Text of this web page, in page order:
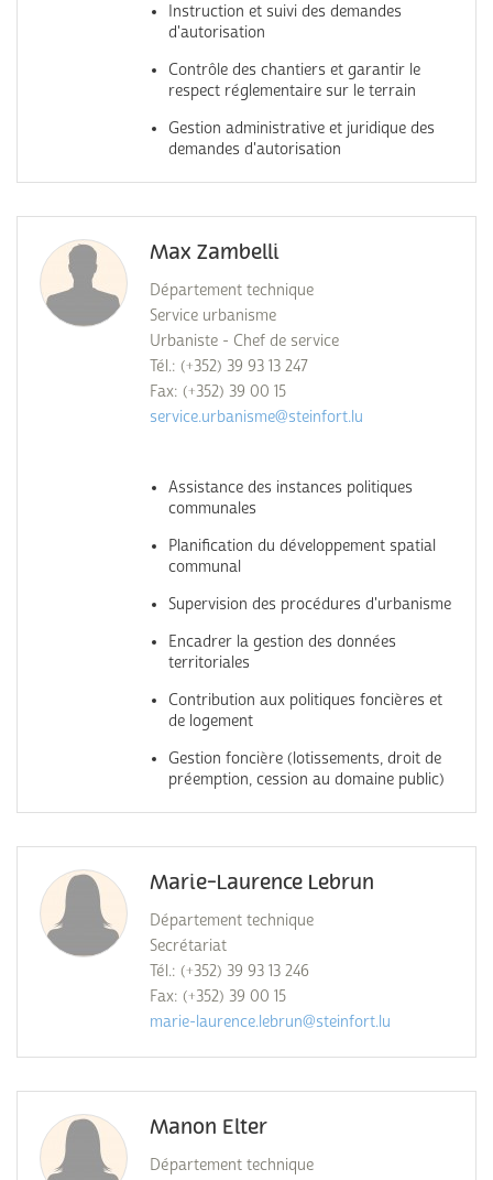
Instruction et suivi des demandes
d'autorisation
Contrôle des chantiers et garantir le
respect réglementaire sur le terrain
Gestion administrative et juridique des
demandes d'autorisation
Max Zambelli
Département technique
Service urbanisme
Urbaniste - Chef de service
Tél.: (+352) 39 93 13 247
Fax: (+352) 39 00 15
service.urbanisme@steinfort.lu
Assistance des instances politiques
communales
Planification du développement spatial
communal
Supervision des procédures d'urbanisme
Encadrer la gestion des données
territoriales
Contribution aux politiques foncières et
de logement
Gestion foncière (lotissements, droit de
préemption, cession au domaine public)
Marie-Laurence Lebrun
Département technique
Secrétariat
Tél.: (+352) 39 93 13 246
Fax: (+352) 39 00 15
marie-laurence.lebrun@steinfort.lu
Manon Elter
Département technique